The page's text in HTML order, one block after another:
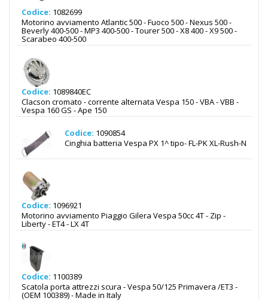
Codice: 1082699
Motorino avviamento Atlantic 500 - Fuoco 500 - Nexus 500 -
Beverly 400-500 - MP3 400-500 - Tourer 500 - X8 400 - X9 500 -
Scarabeo 400-500
Codice: 1089840EC
Clacson cromato - corrente alternata Vespa 150 - VBA - VBB -
Vespa 160 GS - Ape 150
Codice: 1090854
Cinghia batteria Vespa PX 1^ tipo- FL-PK XL-Rush-N
Codice: 1096921
Motorino avviamento Piaggio Gilera Vespa 50cc 4T - Zip -
Liberty - ET4 - LX 4T
Codice: 1100389
Scatola porta attrezzi scura - Vespa 50/125 Primavera /ET3 -
(OEM 100389) - Made in Italy